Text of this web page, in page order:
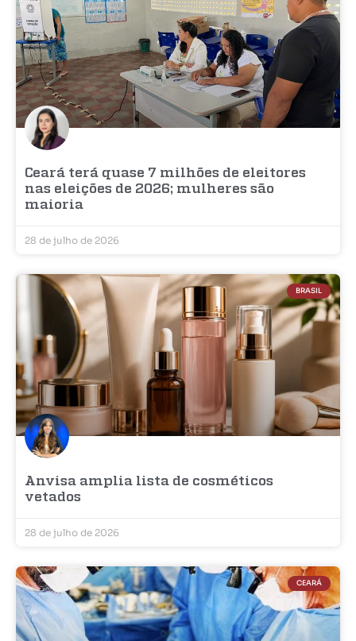
Ceará terá quase 7 milhões de eleitores
nas eleições de 2026; mulheres são
maioria
28 de julho de 2026
BRASIL
Anvisa amplia lista de cosméticos
vetados
28 de julho de 2026
CEARÁ